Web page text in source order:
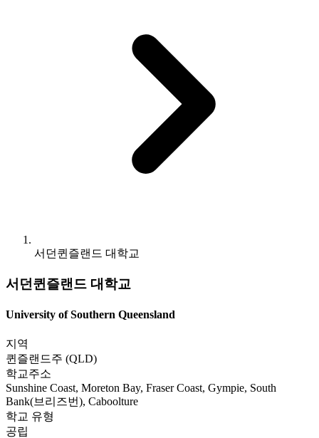
퀸즐랜드주 (QLD)
학교주소
Sunshine Coast, Moreton Bay, Fraser Coast, Gympie, South
Bank(브리즈번), Caboolture
학교 유형
공립
인기 전공